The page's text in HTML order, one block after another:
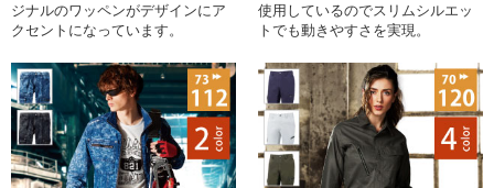
ジナルのワッペンがデザインにア
クセントになっています。
使用しているのでスリムシルエッ
トでも動きやすさを実現。